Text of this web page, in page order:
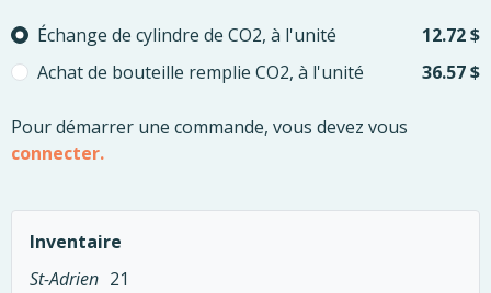
Please select
Échange de cylindre de CO2, à l'unité
12.72 $
Achat de bouteille remplie CO2, à l'unité
36.57 $
Pour démarrer une commande, vous devez vous
connecter.
Inventaire
St-Adrien 21